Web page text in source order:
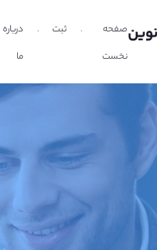
صفحه
نخست
ثبت
درباره
ما